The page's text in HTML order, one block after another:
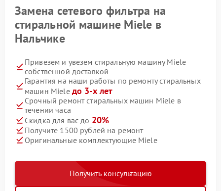
Замена сетевого фильтра на
стиральной машине Miele в
Нальчике
Привезем и увезем стиральную машину Miele
собственной доставкой
Гарантия на наши работы по ремонту стиральных
машин Miele до 3-х лет
Срочный ремонт стиральных машин Miele в
течении часа
Скидка для вас до 20%
Получите 1500 рублей на ремонт
Оригинальные комплектующие Miele
Получить консультацию